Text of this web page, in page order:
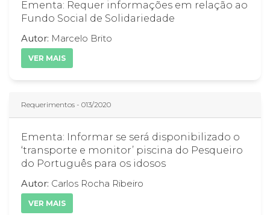
Ementa: Requer informações em relação ao
Fundo Social de Solidariedade
Autor: Marcelo Brito
VER MAIS
Requerimentos - 013/2020
Ementa: Informar se será disponibilizado o
‘transporte e monitor’ piscina do Pesqueiro
do Português para os idosos
Autor: Carlos Rocha Ribeiro
VER MAIS